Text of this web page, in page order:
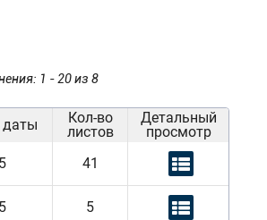
1 - 20 из 8
даты
Кол-во
листов
Детальный
просмотр
41
5